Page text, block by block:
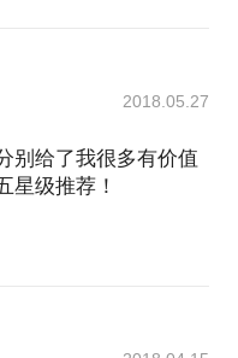
2018.05.27
别给了我很多有价值
星级推荐！